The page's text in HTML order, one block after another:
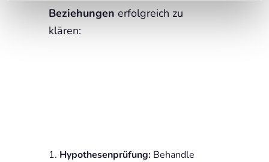
Beziehungen erfolgreich zu
klären:
Hypothesenprüfung:Behandle